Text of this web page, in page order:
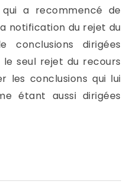
a recommencé de
notification du rejet du
conclusions dirigées
seul rejet du recours
les conclusions qui lui
étant aussi dirigées